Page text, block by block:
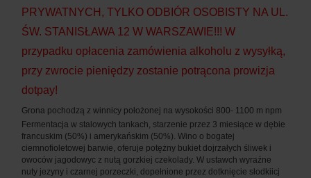
PRYWATNYCH, TYLKO ODBIÓR OSOBISTY NA UL.
ŚW. STANISŁAWA 12 W WARSZAWIE!!! W
przypadku opłacenia zamówienia alkoholu z wysyłką,
przy zwrocie pieniędzy zostanie potrącona prowizja
dotpay!
Grona pochodzą z winnicy położonej na wysokości 800- 1100 m npm
Fermentacja w stalowych tankach, starzenie przez 3 miesiące w dębie
francuskim (50%) i amerykańskim (50%). Wino o bogatej
ciemnofioletowej barwie, oferuje potężny bukiet dojrzałych śliwek i
owoców jagodowyc z nutą gorzkiej czekolady. W ustawch wyraźne
nuty jezyny i czarnej porzeczki, dopełnione przez dotknięcie słodkiicj